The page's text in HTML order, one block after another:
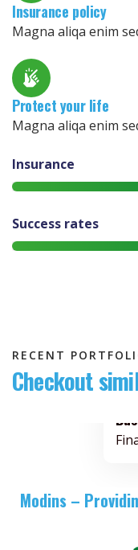
Insurance policy
Magna aliqa enim
Protect your life
Magna aliqa enim
Insurance
Success rates
RECENT
Checkout
Modins –